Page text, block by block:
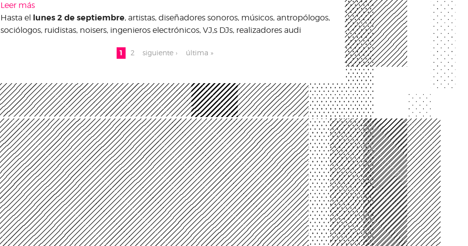
Leer mássobre 11 de septiembre: sucesos enmarcados en Ruido y Política
Hasta el lunes 2 de septiembre, artistas, diseñadores sonoros, músicos, antropólogos,
sociólogos, ruidistas, noisers, ingenieros electrónicos, VJ,s DJs, realizadores audi
1 2 siguiente › última »